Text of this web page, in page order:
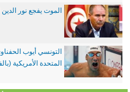
الموت يفجع نور
التونسي أيوب
المتحدة الأمريكية